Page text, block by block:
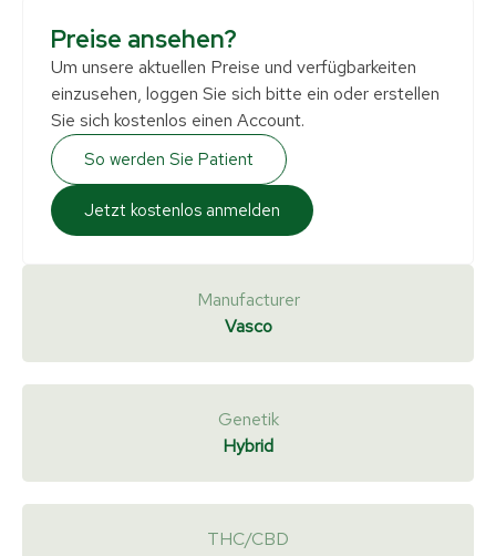
Preise ansehen?
Um unsere aktuellen Preise und verfügbarkeiten
einzusehen, loggen Sie sich bitte ein oder erstellen
Sie sich kostenlos einen Account.
So werden Sie Patient
Jetzt kostenlos anmelden
Manufacturer
Vasco
Genetik
Hybrid
THC/CBD